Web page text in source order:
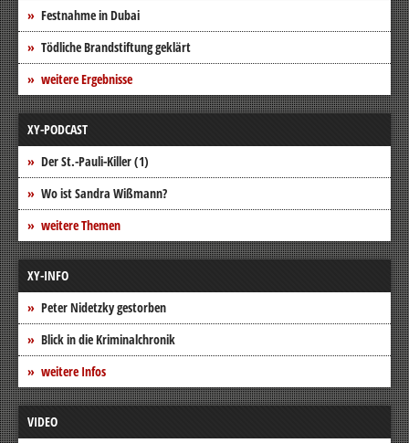
Festnahme in Dubai
Tödliche Brandstiftung geklärt
weitere Ergebnisse
XY-PODCAST
Der St.-Pauli-Killer (1)
Wo ist Sandra Wißmann?
weitere Themen
XY-INFO
Peter Nidetzky gestorben
Blick in die Kriminalchronik
weitere Infos
VIDEO